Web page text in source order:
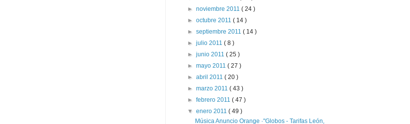
►noviembre 2011( 24 )
►octubre 2011( 14 )
►septiembre 2011( 14 )
►julio 2011( 8 )
►junio 2011( 25 )
►mayo 2011( 27 )
►abril 2011( 20 )
►marzo 2011( 43 )
►febrero 2011( 47 )
▼enero 2011( 49 )
Música Anuncio Orange ·"Globos - Tarifas León,